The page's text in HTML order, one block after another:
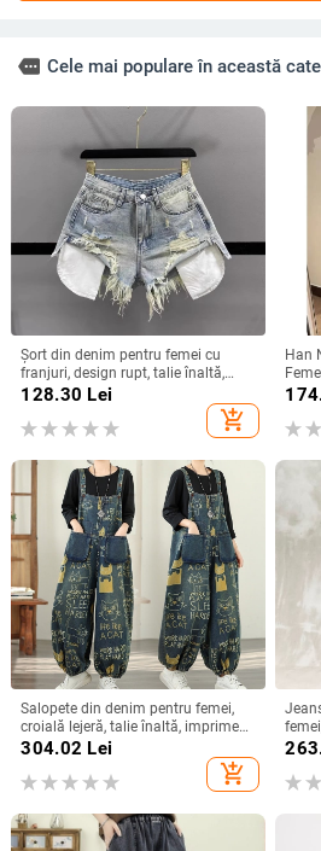
more Cele mai populare în această
Șort din denim pentru femei cu
franjuri, design rupt, talie înaltă,
croială largă, lungime 3/4
128.30 Lei
add_shopping_cart
Han
Salopete din denim pentru femei,
croială lejeră, talie înaltă, imprimeu,
amestec poliester 30–50%,
304.02 Lei
add_shopping_cart